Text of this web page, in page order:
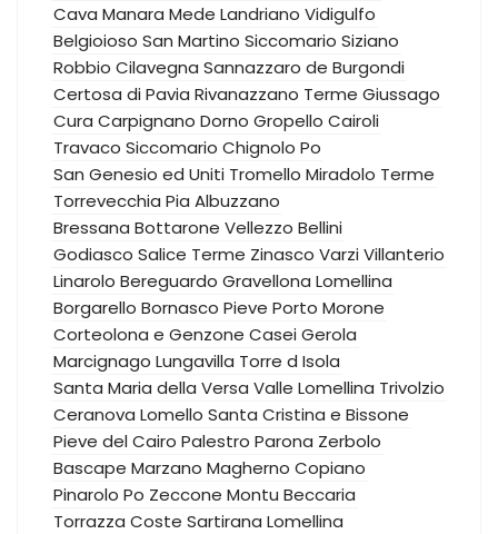
Cava Manara Mede Landriano Vidigulfo
Belgioioso San Martino Siccomario Siziano
Robbio Cilavegna Sannazzaro de Burgondi
Certosa di Pavia Rivanazzano Terme Giussago
Cura Carpignano Dorno Gropello Cairoli
Travaco Siccomario Chignolo Po
San Genesio ed Uniti Tromello Miradolo Terme
Torrevecchia Pia Albuzzano
Bressana Bottarone Vellezzo Bellini
Godiasco Salice Terme Zinasco VarziVillanterio
Linarolo Bereguardo Gravellona Lomellina
Borgarello Bornasco Pieve Porto Morone
Corteolona e Genzone Casei Gerola
Marcignago Lungavilla Torre d Isola
Santa Maria della Versa Valle Lomellina Trivolzio
Ceranova Lomello Santa Cristina e Bissone
Pieve del Cairo Palestro Parona Zerbolo
Bascape Marzano Magherno Copiano
Pinarolo Po Zeccone Montu Beccaria
Torrazza Coste Sartirana Lomellina